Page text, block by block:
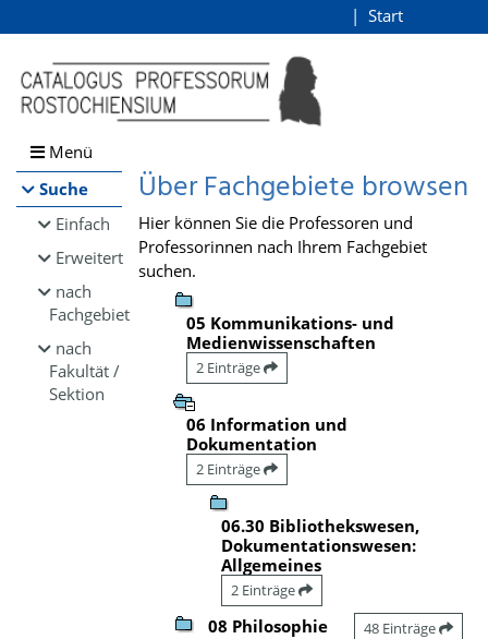
Browsen
direkt zum Inhalt
Start
Menü
Suche
Einfach
Erweitert
nach
Fachgebiet
nach
Fakultät /
Sektion
Über Fachgebiete browsen
Hier können Sie die Professoren und
Professorinnen nach Ihrem Fachgebiet
suchen.
05 Kommunikations- und
Medienwissenschaften
2 Einträge
06 Information und
Dokumentation
2 Einträge
06.30 Bibliothekswesen,
Dokumentationswesen:
Allgemeines
2 Einträge
08 Philosophie 48 Einträge